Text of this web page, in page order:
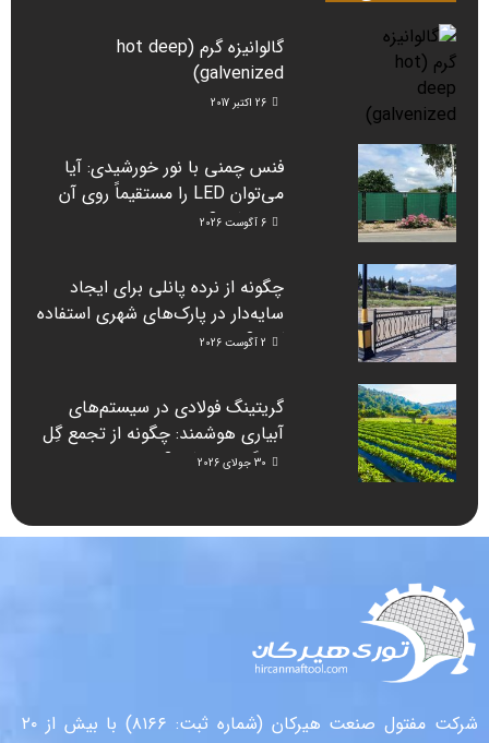
گالوانیزه گرم (hot deep
galvenized)
26 اکتبر 2017
فنس چمنی با نور خورشیدی: آیا
می‌توان LED را مستقیماً روی آن
نصب کرد؟
6 آگوست 2026
چگونه از نرده پانلی برای ایجاد
سایه‌دار در پارک‌های شهری استفاده
کنیم؟
2 آگوست 2026
گریتینگ فولادی در سیستم‌های
آبیاری هوشمند: چگونه از تجمع گِل
جلوگیری می‌کند؟
30 جولای 2026
شرکت مفتول صنعت هیرکان (شماره ثبت: ۸۱۶۶) با بیش از ۲۰